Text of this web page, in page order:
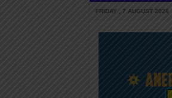
FRIDAY , 7 AUGUST 2026